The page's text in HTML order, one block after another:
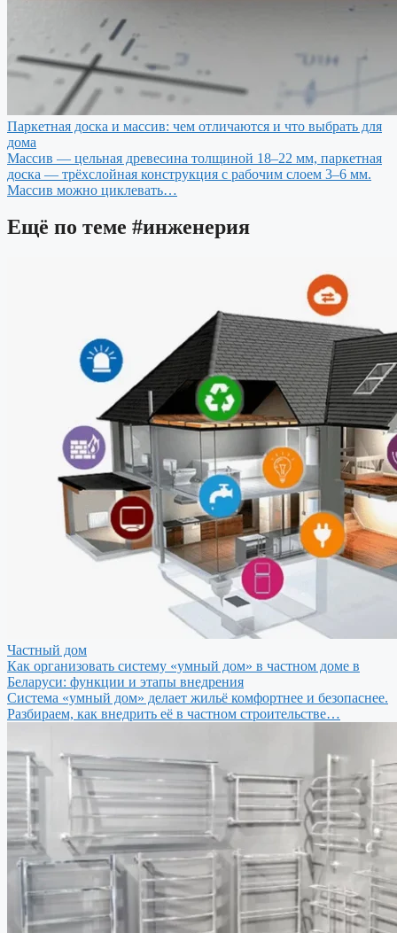
Паркетная доска и массив: чем отличаются и что выбрать для
дома
Массив — цельная древесина толщиной 18–22 мм, паркетная
доска — трёхслойная конструкция с рабочим слоем 3–6 мм.
Массив можно циклевать…
Ещё по теме #инженерия
Частный дом
Как организовать систему «умный дом» в частном доме в
Беларуси: функции и этапы внедрения
Система «умный дом» делает жильё комфортнее и безопаснее.
Разбираем, как внедрить её в частном строительстве…